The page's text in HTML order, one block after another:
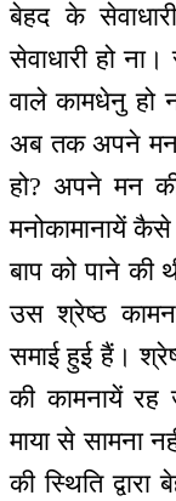
बेहद के
सेवाधारी हो
वाले कामधेनु हो
अब तक अपने मन
हो? अपने मन
मनोकामानायें
बाप को पाने की
उस श्रेष्ठ
समाई हुई हैं।
की कामनायें रह
माया से सामना
की स्थिति